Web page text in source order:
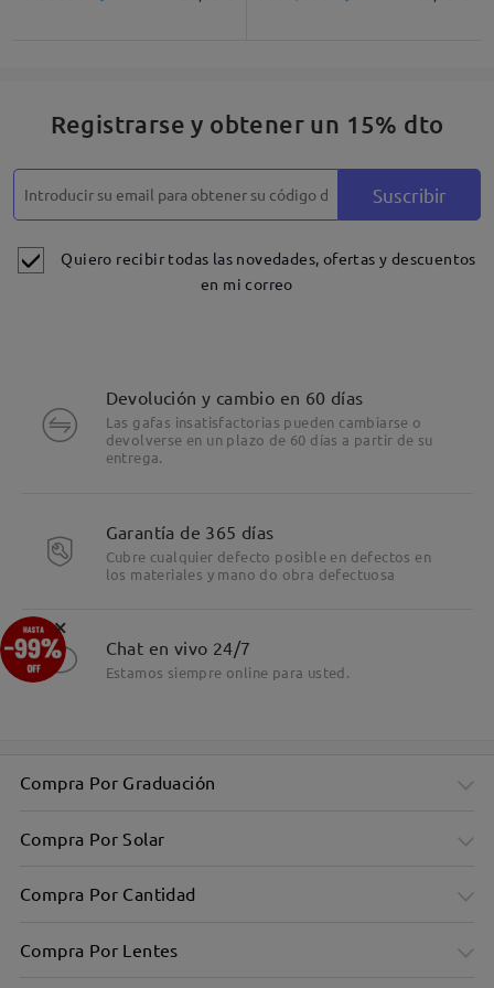
Detalles
Registrarse y obtener un 15% dto
Suscribir
Quiero recibir todas las novedades, ofertas y descuentos
en mi correo
Devolución y cambio en 60 días
Las gafas insatisfactorias pueden cambiarse o
devolverse en un plazo de 60 días a partir de su
entrega.
Garantía de 365 días
Cubre cualquier defecto posible en defectos en
los materiales y mano do obra defectuosa
Chat en vivo 24/7
Estamos siempre online para usted.
Compra Por Graduación
Compra Por Solar
Compra Por Cantidad
Compra Por Lentes
×